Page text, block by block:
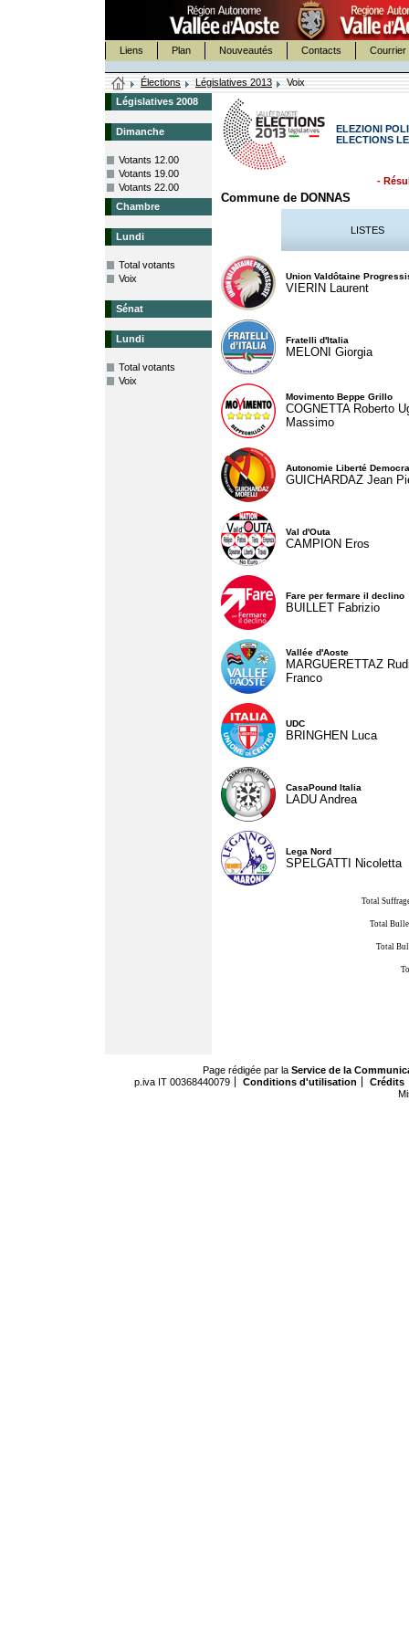
Liens Plan Nouveautés Contacts Courrier
Élections Législatives 2013
Voix
Législatives 2008
Dimanche
Votants 12.00
Votants 19.00
Votants 22.00
Chambre
Lundi
Total votants
Voix
Sénat
Lundi
Total votants
Voix
ELEZIONI
ELECTIONS
-
Commune de DONNAS
LISTES
Union Valdôtaine
VIERIN Laurent
Fratelli d'Italia
MELONI Giorgia
Movimento Beppe Grillo
COGNETTA Roberto
Massimo
Autonomie Liberté
GUICHARDAZ Jean
Val d'Outa
CAMPION Eros
Fare per fermare il declino
BUILLET Fabrizio
Vallée d'Aoste
MARGUERETTAZ
Franco
UDC
BRINGHEN Luca
CasaPound Italia
LADU Andrea
Lega Nord
SPELGATTI Nicoletta
Total
Total
Total
Page rédigée par la Service de la
p.iva IT 00368440079
Conditions d'utilisation
Crédits